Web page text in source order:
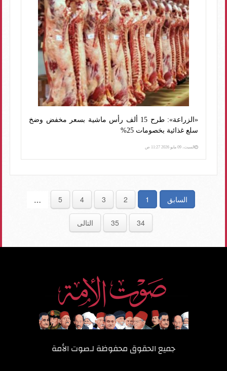
«الزراعة»: طرح 15 ألف رأس ماشية بسعر مخفض وضخ
سلع غذائية بخصومات 25%
السبت، 09 مايو 2026 11:27 ص
السابق 1
2
3
4
5
…
34
35 التالى
جميع الحقوق محفوظة لـصوت الأمة